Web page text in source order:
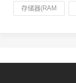
存储器(RAM